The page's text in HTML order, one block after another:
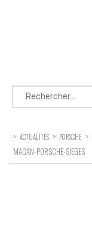
Rechercher :
> ACTUALITÉS > PORSCHE >
MACAN-PORSCHE-SIEGES